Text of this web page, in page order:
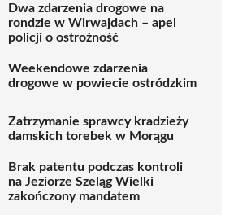
Dwa zdarzenia drogowe na
rondzie w Wirwajdach – apel
policji o ostrożność
Weekendowe zdarzenia
drogowe w powiecie ostródzkim
Zatrzymanie sprawcy kradzieży
damskich torebek w Morągu
Brak patentu podczas kontroli
na Jeziorze Szeląg Wielki
zakończony mandatem